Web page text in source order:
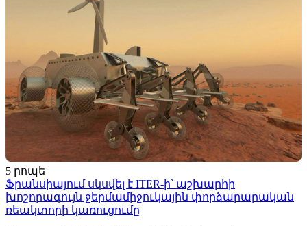
5 րոպե
Ֆրանսիայում սկսվել է ITER-ի՝ աշխարհի
խոշորագույն ջերմամիջուկային փորձարարական
ռեակտորի կառուցումը